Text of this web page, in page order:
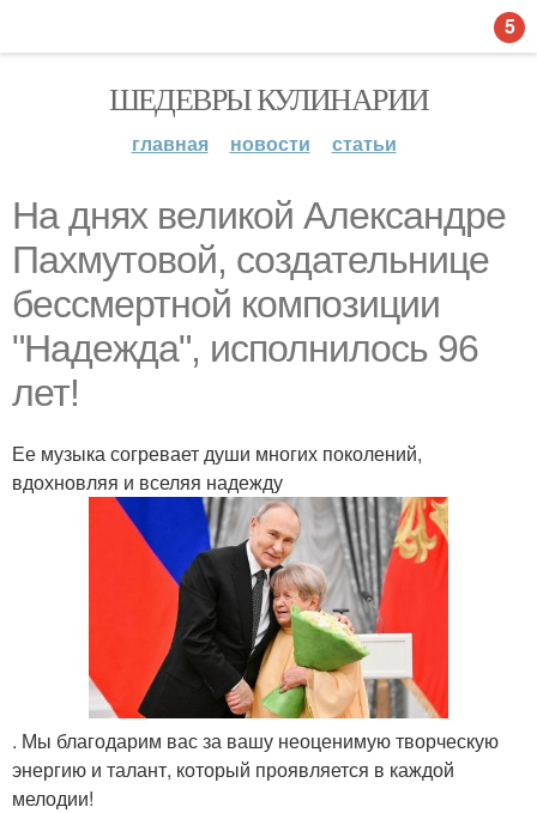
ШЕДЕВРЫ КУЛИНАРИИ
главная новости статьи
На днях великой Александре
Пахмутовой, создательнице
бессмертной композиции
"Надежда", исполнилось 96
лет!
Ее музыка согревает души многих поколений,
вдохновляя и вселяя надежду
. Мы благодарим вас за вашу неоценимую творческую
энергию и талант, который проявляется в каждой
мелодии!
5